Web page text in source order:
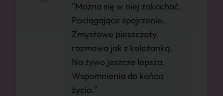
"Można się w niej zakochać,
Pociągające spojrzenie.
Zmysłowe pieszczoty.
rozmowa jak z koleżanką.
Na żywo jeszcze lepsza.
Wspomnienia do końca
życia."